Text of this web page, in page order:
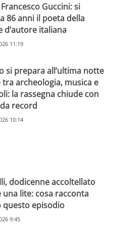
Guccini: si
86 anni il poeta della
d’autore italiana
11:19
si prepara all’ultima notte
tra archeologia, musica e
la rassegna chiude con
record
10:14
dodicenne accoltellato
lite: cosa racconta
questo episodio
9:45